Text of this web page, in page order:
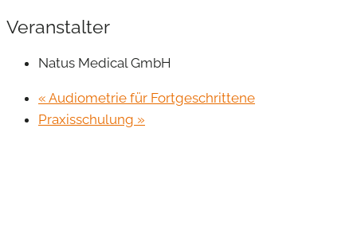
Veranstalter
Natus Medical GmbH
« Audiometrie für Fortgeschrittene
Praxisschulung »